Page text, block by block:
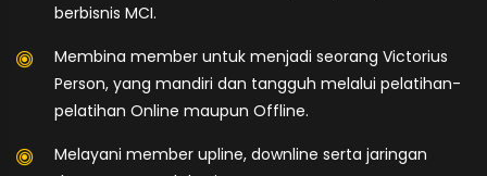
berbisnis MCI.
Membina member untuk menjadi seorang Victorius
Person, yang mandiri dan tangguh melalui pelatihan-
pelatihan Online maupun Offline.
Melayani member upline, downline serta jaringan